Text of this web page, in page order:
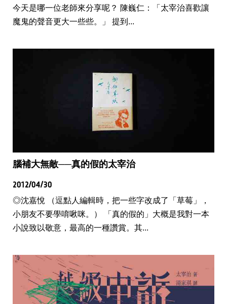
今天是哪一位老師來分享呢？ 陳巍仁：「太宰治喜歡讓
魔鬼的聲音更大一些些。」 提到...
腦補大無敵──真的假的太宰治
2012/04/30
◎沈嘉悅 （逗點人編輯時，把一些字改成了「草莓」，
小朋友不要學唷啾咪。） 「真的假的」大概是我對一本
小說致以敬意，最高的一種讚賞。其...